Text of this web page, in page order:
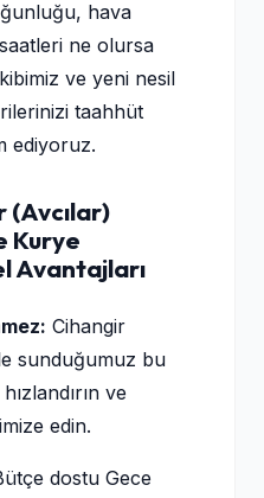
hava
ne olursa
ve yeni nesil
taahhüt
ediyoruz.
(Avcılar)
Kurye
Avantajları
Cihangir
sunduğumuz bu
ve
edin.
dostu Gece